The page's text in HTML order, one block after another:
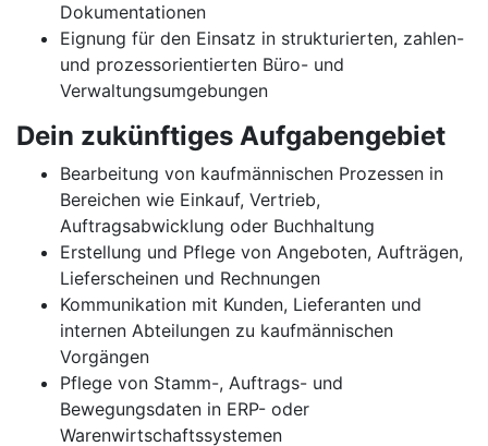
Dokumentationen
Eignung für den Einsatz in strukturierten, zahlen-
und prozessorientierten Büro- und
Verwaltungsumgebungen
Dein zukünftiges Aufgabengebiet
Bearbeitung von kaufmännischen Prozessen in
Bereichen wie Einkauf, Vertrieb,
Auftragsabwicklung oder Buchhaltung
Erstellung und Pflege von Angeboten, Aufträgen,
Lieferscheinen und Rechnungen
Kommunikation mit Kunden, Lieferanten und
internen Abteilungen zu kaufmännischen
Vorgängen
Pflege von Stamm-, Auftrags- und
Bewegungsdaten in ERP- oder
Warenwirtschaftssystemen